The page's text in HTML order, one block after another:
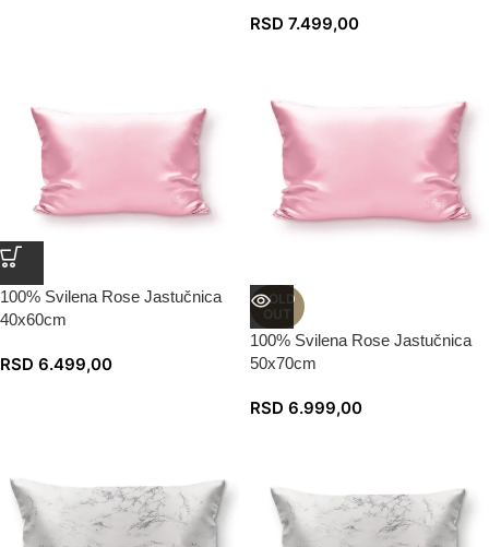
RSD 7.499,00
100% Svilena Rose Jastučnica
40x60cm
RSD 6.499,00
SOLD
OUT
100% Svilena Rose Jastučnica
50x70cm
RSD 6.999,00